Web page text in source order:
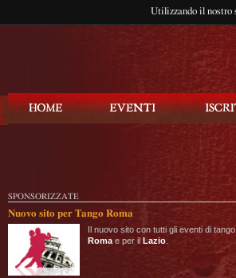
Utilizzando il nostro
SPONSORIZZATE
Nuovo sito per Tango Roma
Il nuovo sito con tutti gli eventi di
Roma e per il Lazio